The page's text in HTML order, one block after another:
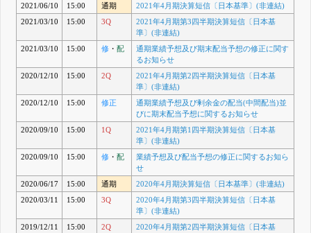
2021/06/10
15:00 通期
2021年4月期決算短信〔日本基準〕(非連結)
2021/03/10
15:00 3Q
2021年4月期第3四半期決算短信〔日本基
準〕(非連結)
2021/03/10
15:00 修・ 配
通期業績予想及び期末配当予想の修正に関す
るお知らせ
2020/12/10
15:00 2Q
2021年4月期第2四半期決算短信〔日本基
準〕(非連結)
2020/12/10
15:00 修正
通期業績予想及び剰余金の配当(中間配当)並
びに期末配当予想に関するお知らせ
2020/09/10
15:00 1Q
2021年4月期第1四半期決算短信〔日本基
準〕(非連結)
2020/09/10
15:00 修・ 配
業績予想及び配当予想の修正に関するお知ら
せ
2020/06/17
15:00 通期
2020年4月期決算短信〔日本基準〕(非連結)
2020/03/11
15:00 3Q
2020年4月期第3四半期決算短信〔日本基
準〕(非連結)
2019/12/11
15:00 2Q
2020年4月期第2四半期決算短信〔日本基